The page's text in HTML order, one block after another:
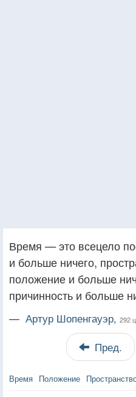
Время — это всецело
и больше ничего,
положение и больше
причинность и больше
— Артур Шопенгауэр, 292
Пред.
Время Положение